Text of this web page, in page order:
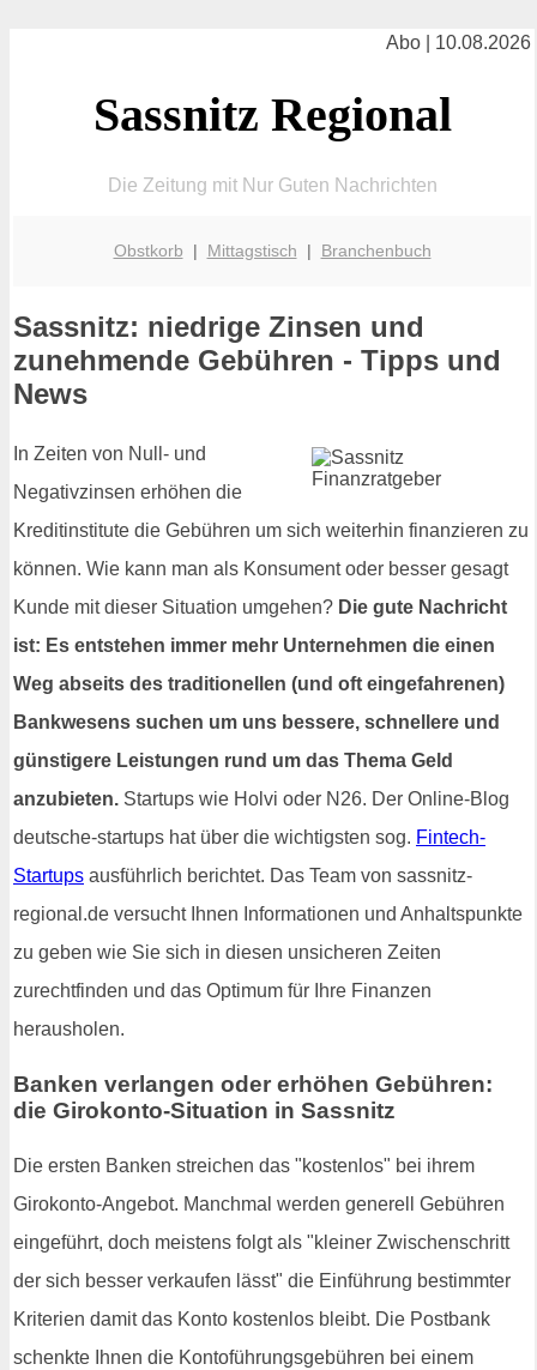
Abo | 10.08.2026
Sassnitz Regional
Die Zeitung mit Nur Guten Nachrichten
Obstkorb | Mittagstisch | Branchenbuch
Sassnitz: niedrige Zinsen und
zunehmende Gebühren - Tipps und
News
In Zeiten von Null- und
Negativzinsen erhöhen die
Kreditinstitute die Gebühren um sich weiterhin finanzieren zu
können. Wie kann man als Konsument oder besser gesagt
Kunde mit dieser Situation umgehen? Die gute Nachricht
ist: Es entstehen immer mehr Unternehmen die einen
Weg abseits des traditionellen (und oft eingefahrenen)
Bankwesens suchen um uns bessere, schnellere und
günstigere Leistungen rund um das Thema Geld
anzubieten. Startups wie Holvi oder N26. Der Online-Blog
deutsche-startups hat über die wichtigsten sog. Fintech-
Startups ausführlich berichtet. Das Team von sassnitz-
regional.de versucht Ihnen Informationen und Anhaltspunkte
zu geben wie Sie sich in diesen unsicheren Zeiten
zurechtfinden und das Optimum für Ihre Finanzen
herausholen.
Banken verlangen oder erhöhen Gebühren:
die Girokonto-Situation in Sassnitz
Die ersten Banken streichen das "kostenlos" bei ihrem
Girokonto-Angebot. Manchmal werden generell Gebühren
eingeführt, doch meistens folgt als "kleiner Zwischenschritt
der sich besser verkaufen lässt" die Einführung bestimmter
Kriterien damit das Konto kostenlos bleibt. Die Postbank
schenkte Ihnen die Kontoführungsgebühren bei einem